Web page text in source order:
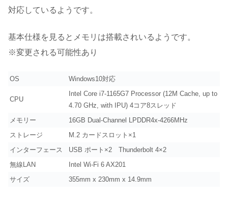
対応しているようです。
基本仕様を見るとメモリは搭載されいるようです。
※変更される可能性あり
OS Windows10対応
CPU
Intel Core i7-1165G7 Processor (12M Cache, up to
4.70 GHz, with IPU) 4コア8スレッド
メモリー
16GB Dual-Channel LPDDR4x-4266MHz
ストレージ
M.2 カードスロット×1
インターフェース
USB ポート×2 Thunderbolt 4×2
無線LAN
Intel Wi-Fi 6 AX201
サイズ
355mm x 230mm x 14.9mm